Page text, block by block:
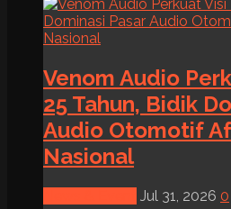
Venom Audio
25 Tahun, Bidik
Audio Otomotif
Nasional
Jul 31, 2026 0